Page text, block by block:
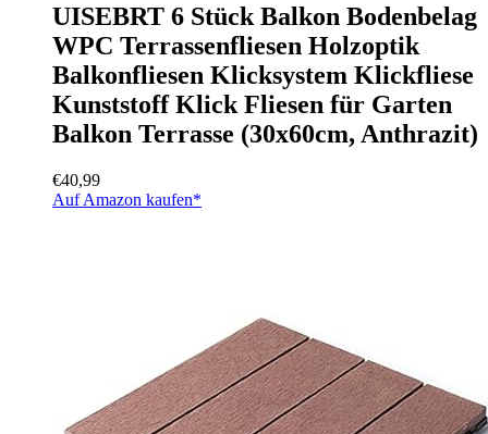
UISEBRT 6 Stück Balkon Bodenbelag
WPC Terrassenfliesen Holzoptik
Balkonfliesen Klicksystem Klickfliese
Kunststoff Klick Fliesen für Garten
Balkon Terrasse (30x60cm, Anthrazit)
€40,99
Auf Amazon kaufen*